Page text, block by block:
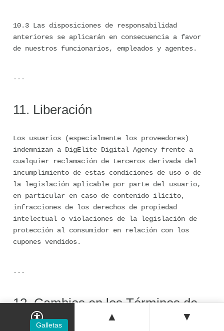
10.3 Las disposiciones de responsabilidad
anteriores se aplicarán en consecuencia a favor
de nuestros funcionarios, empleados y agentes.
---
11. Liberación
Los usuarios (especialmente los proveedores)
indemnizan a DigElite Digital Agency frente a
cualquier reclamación de terceros derivada del
incumplimiento de estas condiciones de uso o de
la legislación aplicable por parte del usuario,
en particular en caso de contenido ilícito,
infracciones de los derechos de propiedad
intelectual o violaciones de la legislación de
protección al consumidor en relación con los
cupones vendidos.
---
12. Cambios en los Términos de
uso
▲ ▼
Galletas